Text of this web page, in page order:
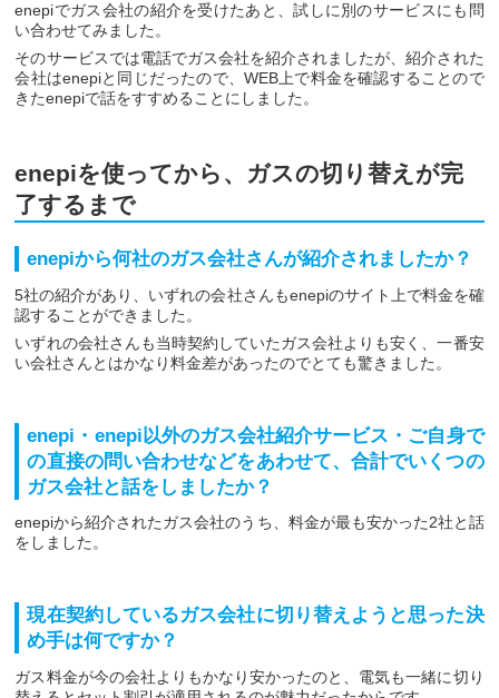
enepiでガス会社の紹介を受けたあと、試しに別のサービスにも問
い合わせてみました。
そのサービスでは電話でガス会社を紹介されましたが、紹介された
会社はenepiと同じだったので、WEB上で料金を確認することので
きたenepiで話をすすめることにしました。
enepiを使ってから、ガスの切り替えが完
了するまで
enepiから何社のガス会社さんが紹介されましたか？
5社の紹介があり、いずれの会社さんもenepiのサイト上で料金を確
認することができました。
いずれの会社さんも当時契約していたガス会社よりも安く、一番安
い会社さんとはかなり料金差があったのでとても驚きました。
enepi・enepi以外のガス会社紹介サービス・ご自身で
の直接の問い合わせなどをあわせて、合計でいくつの
ガス会社と話をしましたか？
enepiから紹介されたガス会社のうち、料金が最も安かった2社と話
をしました。
現在契約しているガス会社に切り替えようと思った決
め手は何ですか？
ガス料金が今の会社よりもかなり安かったのと、電気も一緒に切り